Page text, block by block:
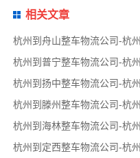
相关文章
杭州到舟山整车物流公司-杭
杭州到普宁整车物流公司-杭
杭州到扬中整车物流公司-杭
杭州到滕州整车物流公司-杭
杭州到海林整车物流公司-杭
杭州到定西整车物流公司-杭